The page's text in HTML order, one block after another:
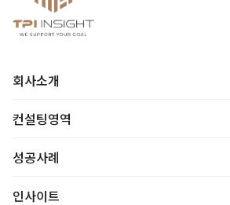
회사소개
컨설팅영역
성공사례
인사이트